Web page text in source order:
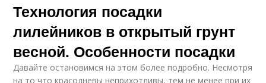
Технология посадки
лилейников в открытый грунт
весной. Особенности посадки
Давайте остановимся на этом более подробно. Несмотря
на то что красодневы неприхотливы, тем не менее при их